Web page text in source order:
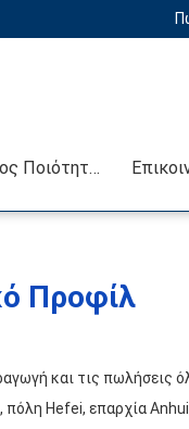
Έλεγχος Ποιότητας
Προφίλ
και τις πωλήσεις
Hefei, επαρχία